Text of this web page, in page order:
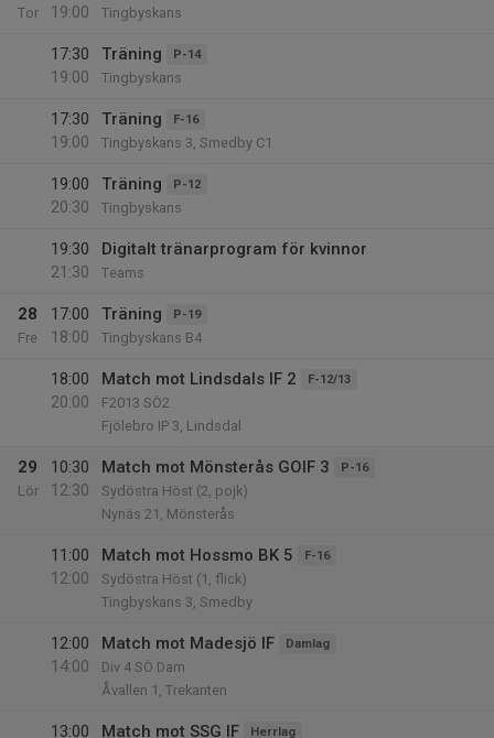
Tor
19:00
Tingbyskans
17:30
19:00
Träning P-14
Tingbyskans
17:30
19:00
Träning F-16
Tingbyskans 3, Smedby C1
19:00
20:30
Träning P-12
Tingbyskans
19:30
21:30
Digitalt tränarprogram för kvinnor
Teams
28
Fre
17:00
18:00
Träning P-19
Tingbyskans B4
18:00
20:00
Match mot Lindsdals IF 2 F-12/13
F2013 SÖ2
Fjölebro IP 3, Lindsdal
29
Lör
10:30
12:30
Match mot Mönsterås GOIF 3 P-16
Sydöstra Höst (2, pojk)
Nynäs 21, Mönsterås
11:00
12:00
Match mot Hossmo BK 5 F-16
Sydöstra Höst (1, flick)
Tingbyskans 3, Smedby
12:00
14:00
Match mot Madesjö IF Damlag
Div 4 SÖ Dam
Åvallen 1, Trekanten
13:00
Match mot SSG IF Herrlag